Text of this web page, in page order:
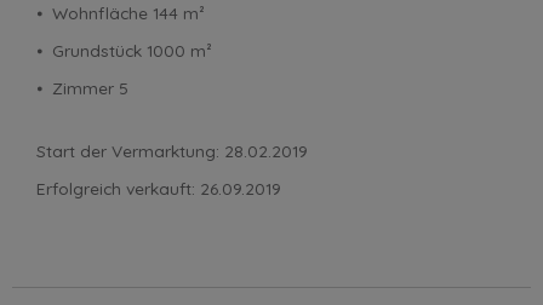
⦁ Wohnfläche 144 m²
⦁ Grundstück 1000 m²
⦁ Zimmer 5
Start der Vermarktung: 28.02.2019
Erfolgreich verkauft: 26.09.2019